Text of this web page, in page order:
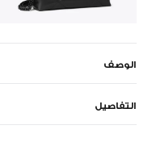
الوصف
التفاصيل